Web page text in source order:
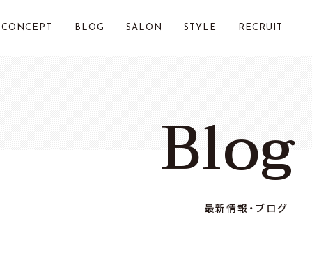
CONCEPT BLOG SALON
Total Beauty LOSTCITY
STYLE RECRUIT
Blog
最新情報・ブログ